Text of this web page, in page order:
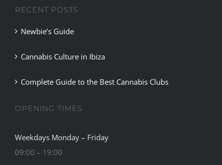
RECENT POSTS
Newbie’s Guide
Cannabis Culture in Ibiza
Complete Guide to the Best Cannabis Clubs
OPENING TIMES
Weekdays Monday – Friday
09:00 – 19:00